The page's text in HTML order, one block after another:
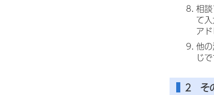
相
て
ア
他
じ
2 そ